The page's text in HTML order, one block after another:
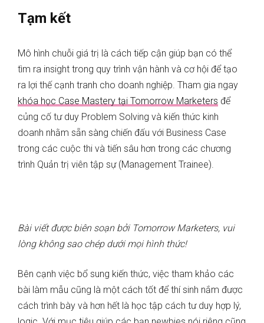
Tạm kết
Mô hình chuỗi giá trị là cách tiếp cận giúp bạn có thể
tìm ra insight trong quy trình vận hành và cơ hội để tạo
ra lợi thế cạnh tranh cho doanh nghiệp. Tham gia ngay
khóa học Case Mastery tại Tomorrow Marketers để
củng cố tư duy Problem Solving và kiến thức kinh
doanh nhằm sẵn sàng chiến đấu với Business Case
trong các cuộc thi và tiến sâu hơn trong các chương
trình Quản trị viên tập sự (Management Trainee).
Bài viết được biên soạn bởi Tomorrow Marketers, vui
lòng không sao chép dưới mọi hình thức!
Bên cạnh việc bổ sung kiến thức, việc tham khảo các
bài làm mẫu cũng là một cách tốt để thí sinh nắm được
cách trình bày và hơn hết là học tập cách tư duy hợp lý,